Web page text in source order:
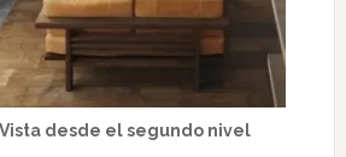
el segundo nivel